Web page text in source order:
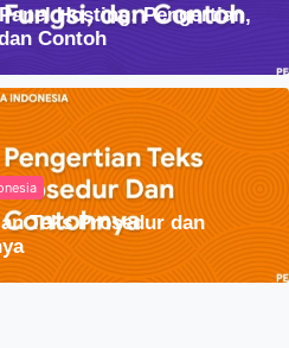
hari
Hosting: Pengertian,
Contoh
Teks Prosedur dan